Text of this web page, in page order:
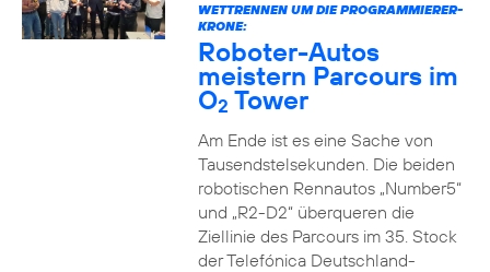
WETTRENNEN UM DIE PROGRAMMIERER-
KRONE:
Roboter-Autos
meistern Parcours im
O2 Tower
Am Ende ist es eine Sache von
Tausendstelsekunden. Die beiden
robotischen Rennautos „Number5“
und „R2-D2“ überqueren die
Ziellinie des Parcours im 35. Stock
der Telefónica Deutschland-